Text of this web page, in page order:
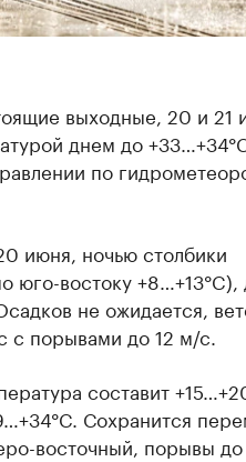
выходные, 20 и 21
днем до
по
июня, ночью столбики
юго-востоку
не ожидается,
с порывами до 12 м/с.
составит
Сохранится
восточный, порывы до